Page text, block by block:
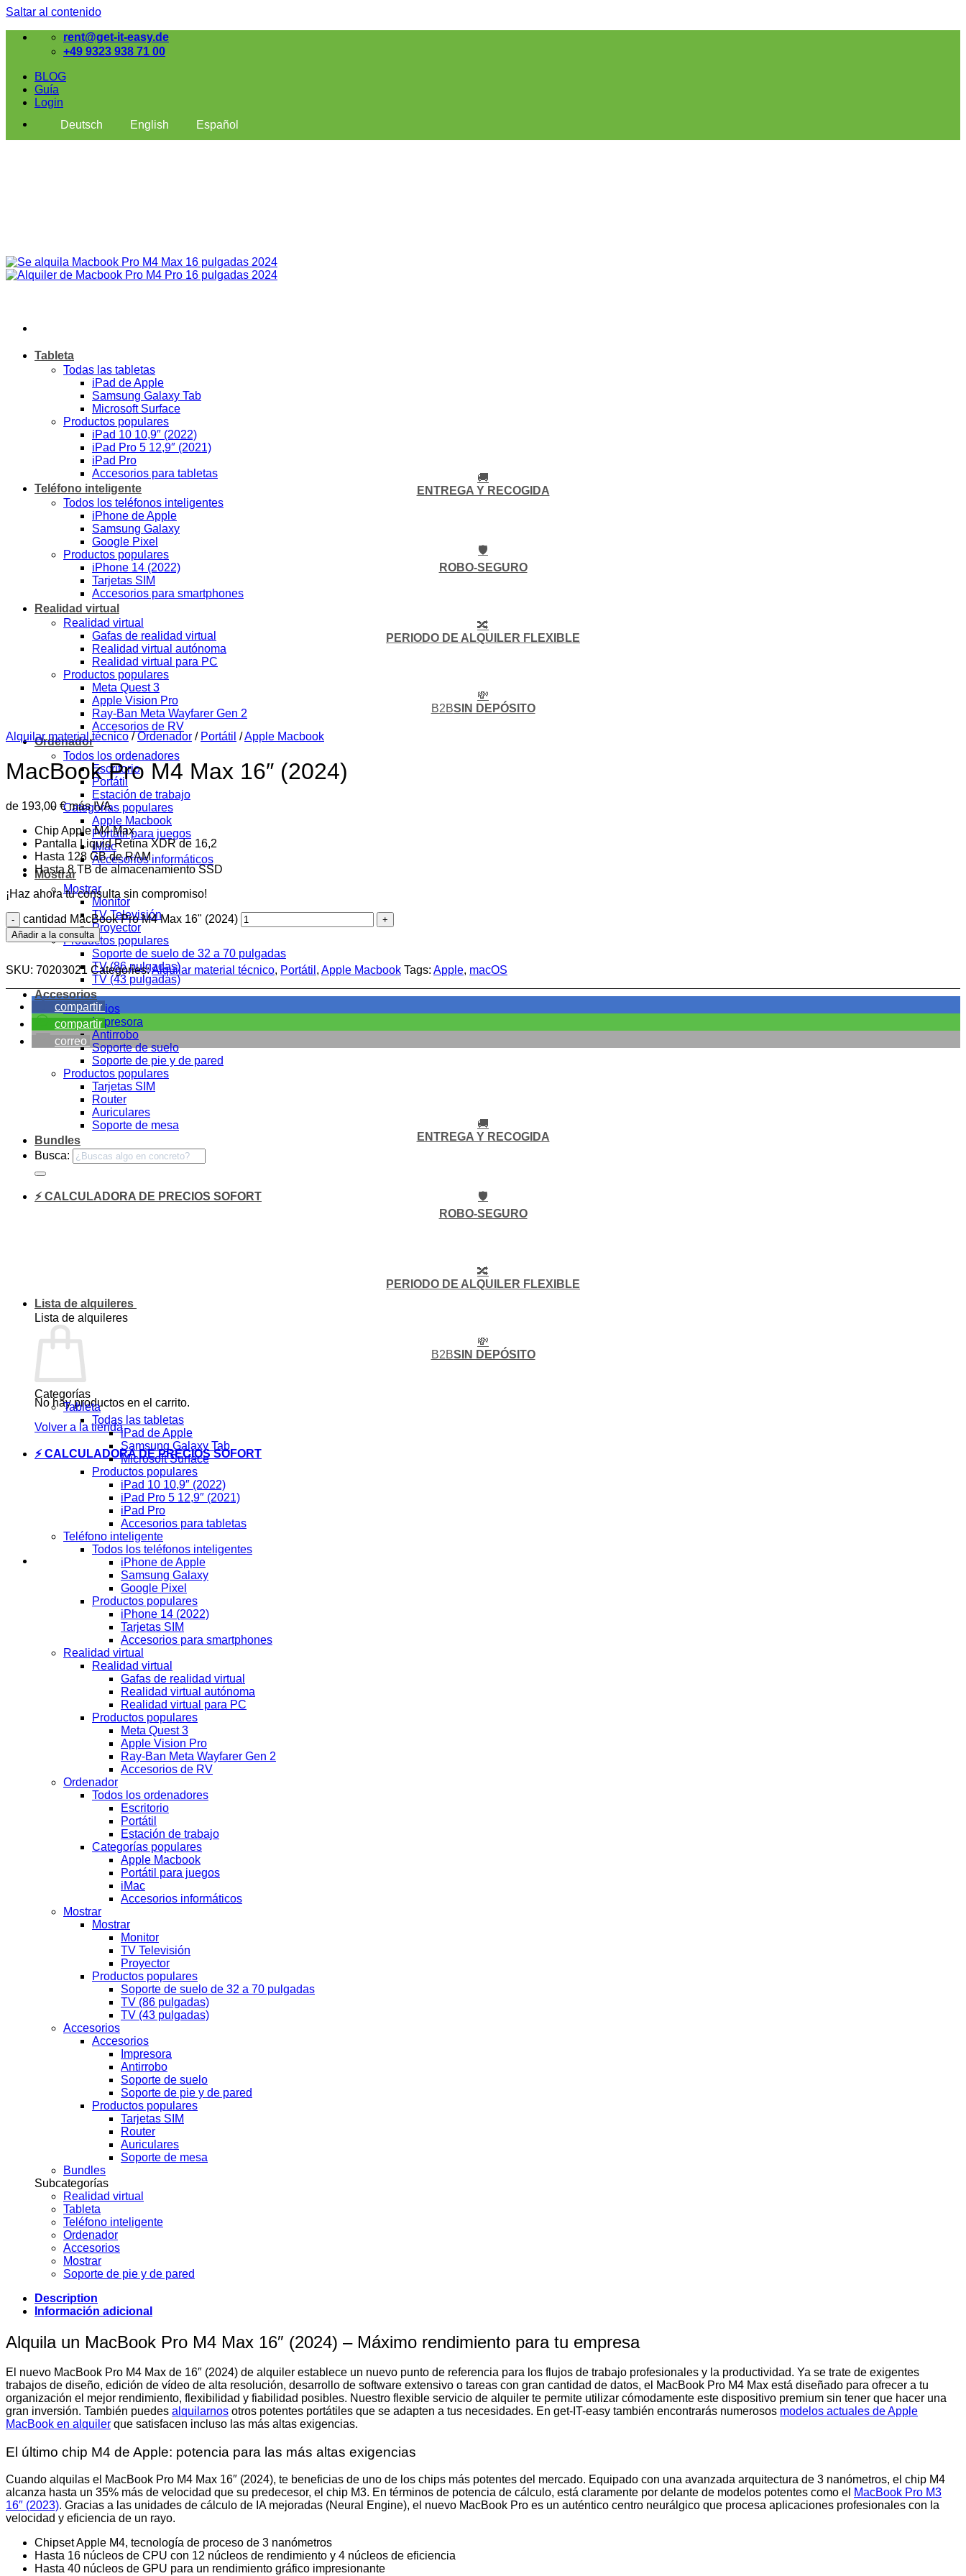
Saltar al contenido
rent@get-it-easy.de
+49 9323 938 71 00
BLOG
Guía
Login
Deutsch
English Español
Tableta
Todas las tabletas
iPad de Apple
Samsung Galaxy Tab
Microsoft Surface
Productos populares
iPad 10 10,9″ (2022)
iPad Pro 5 12,9″ (2021)
iPad Pro
Accesorios para tabletas
Teléfono inteligente
Todos los teléfonos inteligentes
iPhone de Apple
Samsung Galaxy
Google Pixel
Productos populares
iPhone 14 (2022)
Tarjetas SIM
Accesorios para smartphones
Realidad virtual
Realidad virtual
Gafas de realidad virtual
Realidad virtual autónoma
Realidad virtual para PC
Productos populares
Meta Quest 3
Apple Vision Pro
Ray-Ban Meta Wayfarer Gen 2
Accesorios de RV
Ordenador
Todos los ordenadores
Escritorio
Portátil
Estación de trabajo
Categorías populares
Apple Macbook
Portátil para juegos
iMac
Accesorios informáticos
Mostrar
Mostrar
Monitor
TV Televisión
Proyector
Productos populares
Soporte de suelo de 32 a 70 pulgadas
TV (86 pulgadas)
TV (43 pulgadas)
Accesorios
Accesorios
Impresora
Antirrobo
Soporte de suelo
Soporte de pie y de pared
Productos populares
Tarjetas SIM
Router
Auriculares
Soporte de mesa
Bundles
Busca:
⚡ CALCULADORA DE PRECIOS SOFORT
Lista de alquileres
Lista de alquileres
No hay productos en el carrito.
Volver a la tienda
⚡ CALCULADORA DE PRECIOS SOFORT
🚚
ENTREGA Y RECOGIDA
🛡️
ROBO-SEGURO
🔀
PERIODO DE ALQUILER FLEXIBLE
💸
B2BSIN DEPÓSITO
Alquilar material técnico / Ordenador / Portátil /Apple Macbook
MacBook Pro M4 Max 16″ (2024)
de 193,00 €más IVA
Chip Apple M4 Max
Pantalla Liquid Retina XDR de 16,2
Hasta 128 GB de RAM
Hasta 8 TB de almacenamiento SSD
¡Haz ahora tu consulta sin compromiso!
cantidad MacBook Pro M4 Max 16" (2024)
Añadir a la consulta
SKU: 70203021 Categories:Alquilar material técnico, Portátil , Apple Macbook Tags: Apple, macOS
compartir
compartir
correo
🚚
ENTREGA Y RECOGIDA
🛡️
ROBO-SEGURO
🔀
PERIODO DE ALQUILER FLEXIBLE
💸
B2BSIN DEPÓSITO
Categorías
Tableta
Todas las tabletas
iPad de Apple
Samsung Galaxy Tab
Microsoft Surface
Productos populares
iPad 10 10,9″ (2022)
iPad Pro 5 12,9″ (2021)
iPad Pro
Accesorios para tabletas
Teléfono inteligente
Todos los teléfonos inteligentes
iPhone de Apple
Samsung Galaxy
Google Pixel
Productos populares
iPhone 14 (2022)
Tarjetas SIM
Accesorios para smartphones
Realidad virtual
Realidad virtual
Gafas de realidad virtual
Realidad virtual autónoma
Realidad virtual para PC
Productos populares
Meta Quest 3
Apple Vision Pro
Ray-Ban Meta Wayfarer Gen 2
Accesorios de RV
Ordenador
Todos los ordenadores
Escritorio
Portátil
Estación de trabajo
Categorías populares
Apple Macbook
Portátil para juegos
iMac
Accesorios informáticos
Mostrar
Mostrar
Monitor
TV Televisión
Proyector
Productos populares
Soporte de suelo de 32 a 70 pulgadas
TV (86 pulgadas)
TV (43 pulgadas)
Accesorios
Accesorios
Impresora
Antirrobo
Soporte de suelo
Soporte de pie y de pared
Productos populares
Tarjetas SIM
Router
Auriculares
Soporte de mesa
Bundles
Subcategorías
Realidad virtual
Tableta
Teléfono inteligente
Ordenador
Accesorios
Mostrar
Soporte de pie y de pared
Description
Información adicional
Alquila un MacBook Pro M4 Max 16″ (2024) – Máximo rendimiento para tu empresa
El nuevo MacBook Pro M4 Max de 16″ (2024) de alquiler establece un nuevo punto de referencia para los flujos de trabajo profesionales y la productividad. Ya se trate de exigentes
trabajos de diseño, edición de vídeo de alta resolución, desarrollo de software extensivo o tareas con gran cantidad de datos, el MacBook Pro M4 Max está diseñado para ofrecer a tu
organización el mejor rendimiento, flexibilidad y fiabilidad posibles. Nuestro flexible servicio de alquiler te permite utilizar cómodamente este dispositivo premium sin tener que hacer una
gran inversión. También puedes alquilarnos otros potentes portátiles que se adapten a tus necesidades. En get-IT-easy también encontrarás numerosos modelos actuales de Apple
MacBook en alquiler que satisfacen incluso las más altas exigencias.
El último chip M4 de Apple: potencia para las más altas exigencias
Cuando alquilas el MacBook Pro M4 Max 16″ (2024), te beneficias de uno de los chips más potentes del mercado. Equipado con una avanzada arquitectura de 3 nanómetros, el chip M4
alcanza hasta un 35% más de velocidad que su predecesor, el chip M3. En términos de potencia de cálculo, está claramente por delante de modelos potentes como el MacBook Pro M3
16″ (2023). Gracias a las unidades de cálculo de IA mejoradas (Neural Engine), el nuevo MacBook Pro es un auténtico centro neurálgico que procesa aplicaciones profesionales con la
velocidad y eficiencia de un rayo.
Chipset Apple M4, tecnología de proceso de 3 nanómetros
Hasta 16 núcleos de CPU con 12 núcleos de rendimiento y 4 núcleos de eficiencia
Hasta 40 núcleos de GPU para un rendimiento gráfico impresionante